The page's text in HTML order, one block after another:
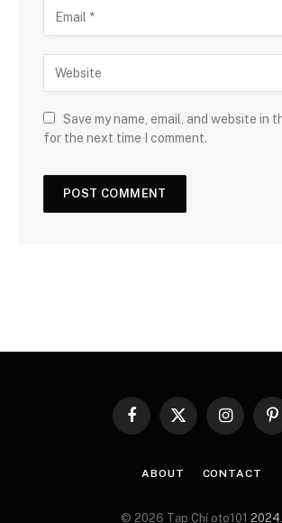
Save my name, email, and website in
for the next time I comment.
Facebook
X
Instagram
ABOUT CONTACT
© 2026 Tạp Chí oto101 2024